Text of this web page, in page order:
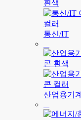
통신/IT
산업용기계